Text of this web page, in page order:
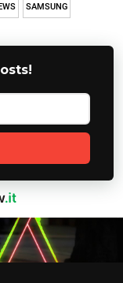
SAMSUNG